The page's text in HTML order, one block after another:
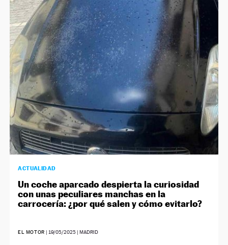
ACTUALIDAD
Un coche aparcado despierta la curiosidad
con unas peculiares manchas en la
carrocería: ¿por qué salen y cómo evitarlo?
EL MOTOR | 19/05/2025| MADRID